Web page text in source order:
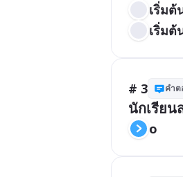
เริ่ม
เริ่ม
# 3 คำ
นักเรียน
o